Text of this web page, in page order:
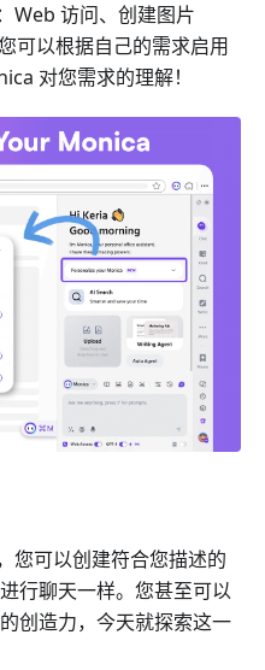
Web 访问、创建图片
可以根据自己的需求启用
对您需求的理解！
您可以创建符合您描述的
行聊天一样。您甚至可以
创造力，今天就探索这一